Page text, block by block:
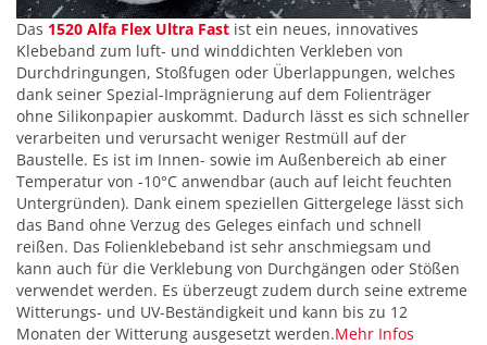
Das 1520 Alfa Flex Ultra Fast ist ein neues, innovatives
Klebeband zum luft- und winddichten Verkleben von
Durchdringungen, Stoßfugen oder Überlappungen, welches
dank seiner Spezial-Imprägnierung auf dem Folienträger
ohne Silikonpapier auskommt. Dadurch lässt es sich schneller
verarbeiten und verursacht weniger Restmüll auf der
Baustelle. Es ist im Innen- sowie im Außenbereich ab einer
Temperatur von -10°C anwendbar (auch auf leicht feuchten
Untergründen). Dank einem speziellen Gittergelege lässt sich
das Band ohne Verzug des Geleges einfach und schnell
reißen. Das Folienklebeband ist sehr anschmiegsam und
kann auch für die Verklebung von Durchgängen oder Stößen
verwendet werden. Es überzeugt zudem durch seine extreme
Witterungs- und UV-Beständigkeit und kann bis zu 12
Monaten der Witterung ausgesetzt werden.Mehr Infos